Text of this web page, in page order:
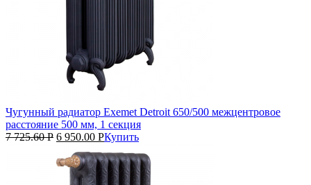
Чугунный радиатор Exemet Detroit 650/500 межцентровое
расстояние 500 мм, 1 секция
7 725.60Р 6 950.00 РКупить